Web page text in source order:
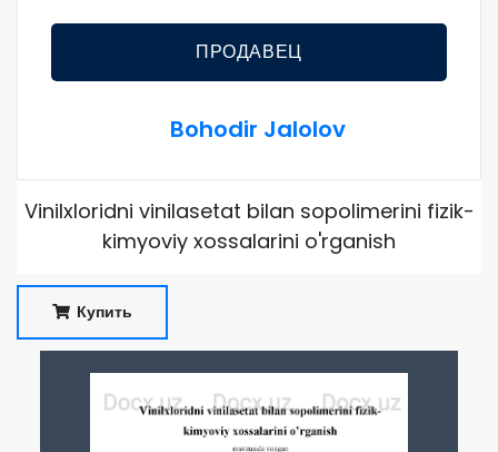
ПРОДАВЕЦ
Bohodir Jalolov
Vinilxloridni vinilasetat bilan sopolimerini fizik-
kimyoviy xossalarini o'rganish
Купить